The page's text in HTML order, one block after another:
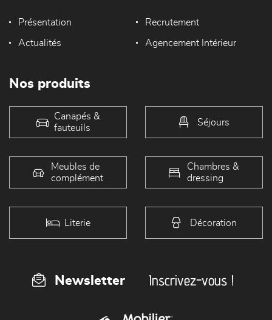
Présentation Recrutement
Actualités Agencement Intérieur
Nos produits
Canapés &
fauteuils
Séjours
Meubles de
complément
Chambres &
dressing
Literie Décoration
Newsletter Inscrivez-vous !